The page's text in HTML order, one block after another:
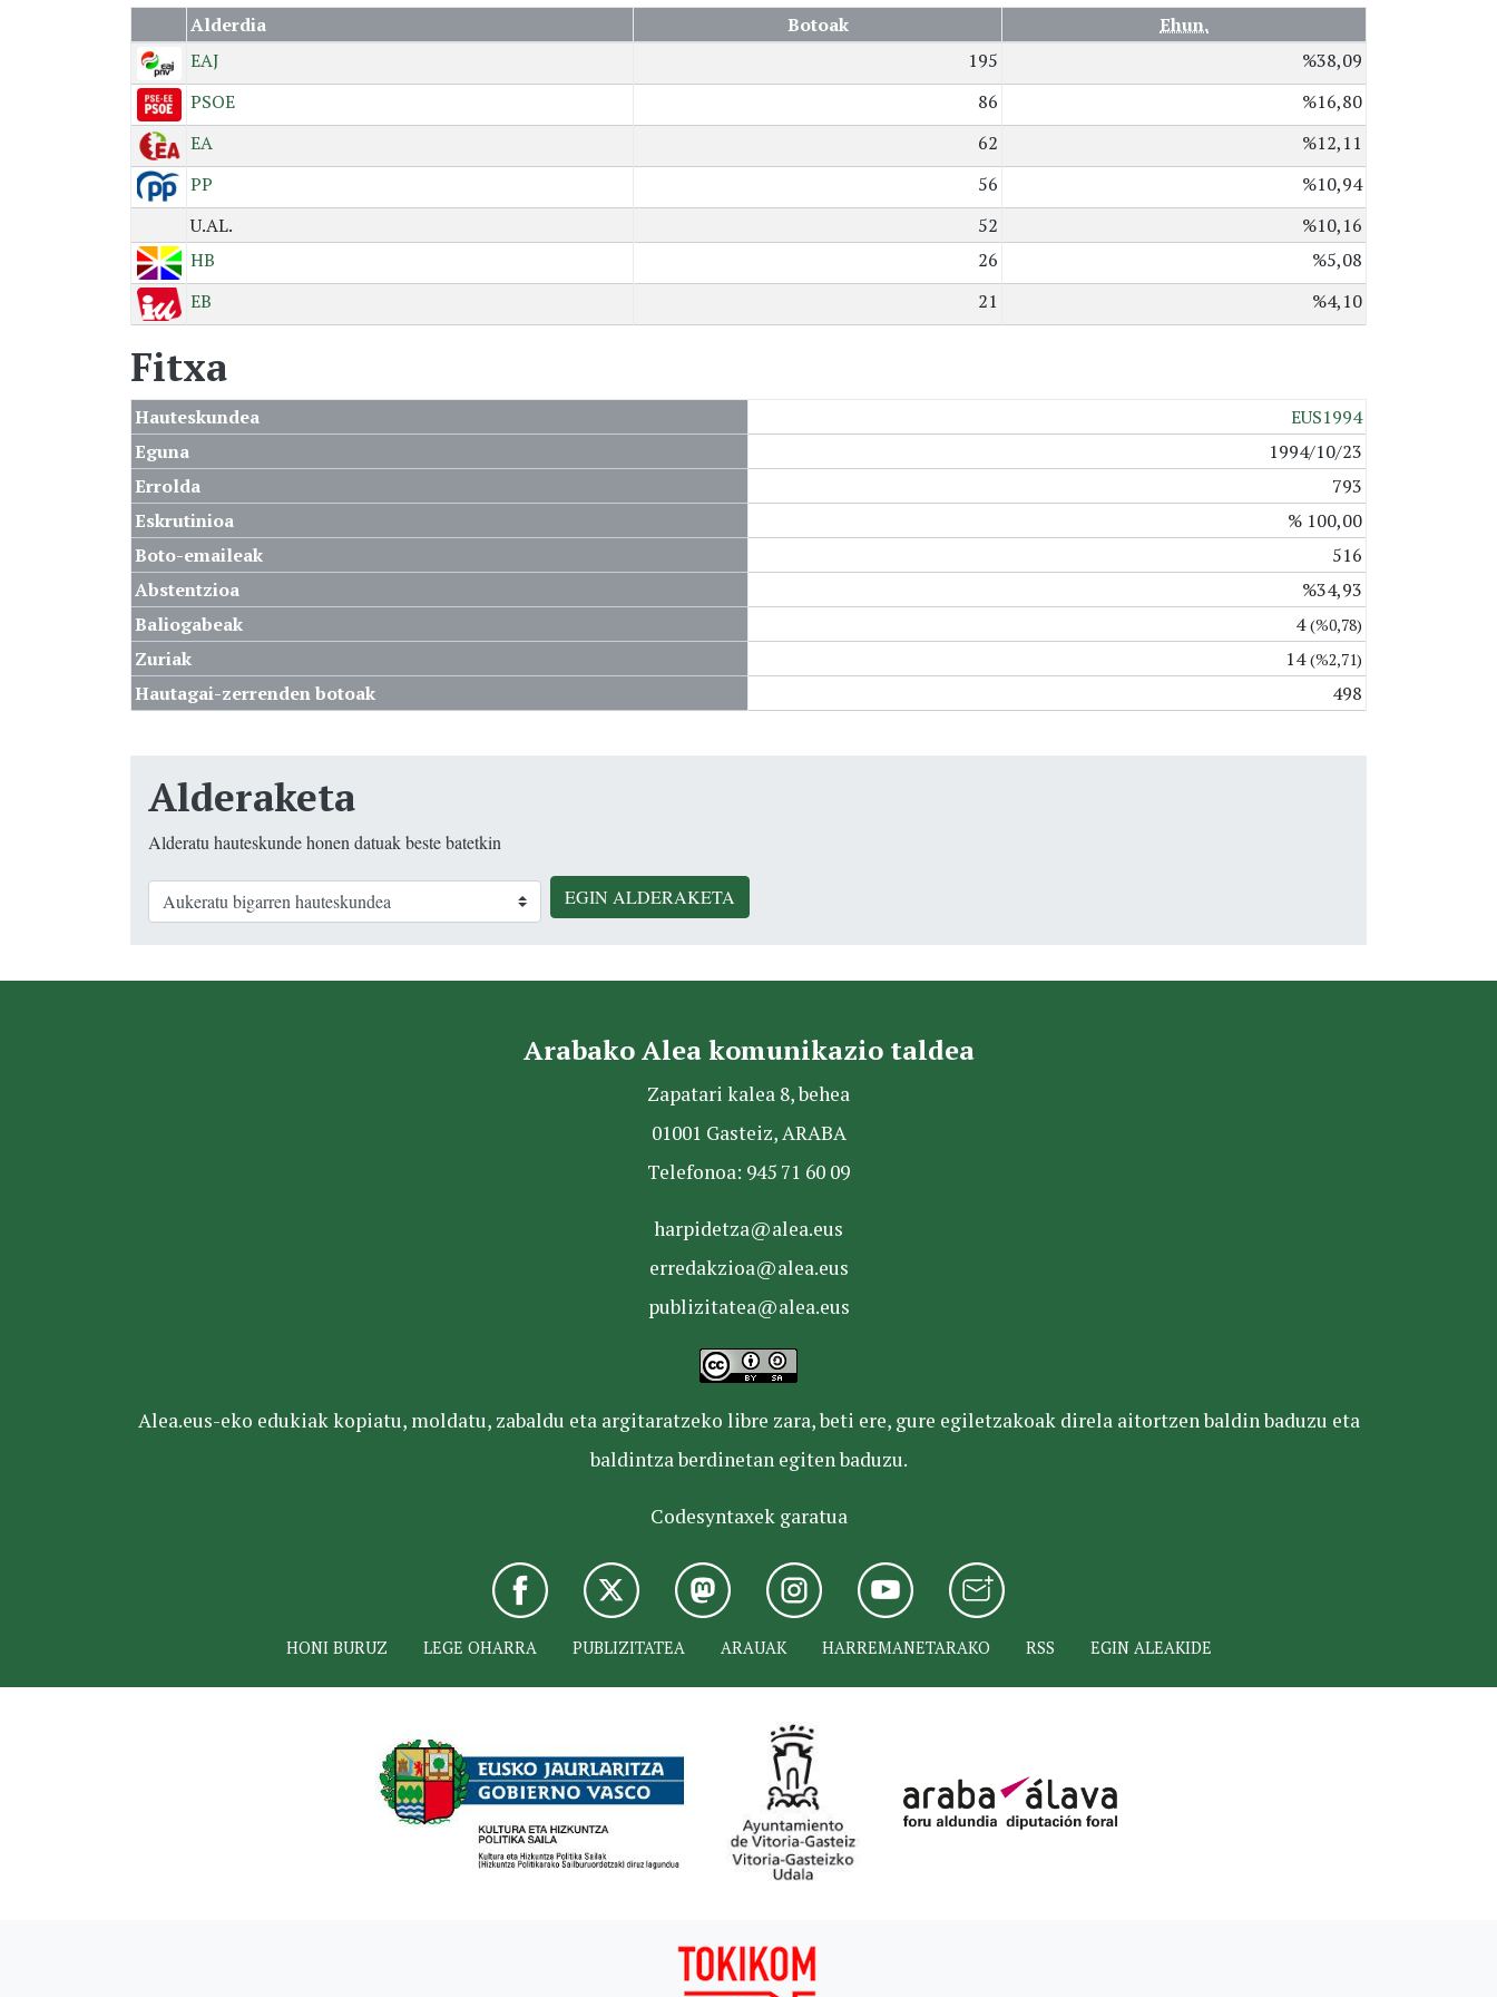
Alderdia Botoak
Ehun.
EAJ
195
%38,09
PSOE
86
%16,80
EA
62
%12,11
PP
56
%10,94
U.AL.
52
%10,16
HB
26
%5,08
EB
21 %4,10
Fitxa
Hauteskundea
EUS1994
Eguna
1994/10/23
Errolda
793
Eskrutinioa
% 100,00
Boto-emaileak
516
Abstentzioa
%34,93
Baliogabeak
4(%0,78)
Zuriak 14(%2,71)
Hautagai-zerrenden botoak 498
Alderaketa
Alderatu hauteskunde honen datuak beste batetkin
EGIN ALDERAKETA
Arabako Alea komunikazio taldea
Zapatari kalea 8, behea
01001 Gasteiz, ARABA
Telefonoa: 945 71 60 09
harpidetza@alea.eus
erredakzioa@alea.eus
publizitatea@alea.eus
Alea.eus-eko edukiak kopiatu, moldatu, zabaldu eta argitaratzeko libre zara, beti ere, gure egiletzakoak direla aitortzen baldin baduzu eta
baldintza berdinetan egiten baduzu.
Codesyntaxek garatua
HONI BURUZ LEGE OHARRA PUBLIZITATEA ARAUAK HARREMANETARAKO RSS EGIN ALEAKIDE